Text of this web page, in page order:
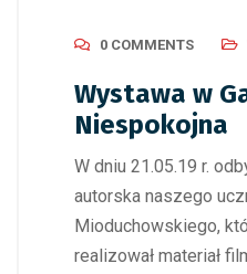
0 COMMENTS
Wystawa w
Niespokojna
W dniu 21.05.19 r.
autorska naszego
Mioduchowskiego,
realizował materiał